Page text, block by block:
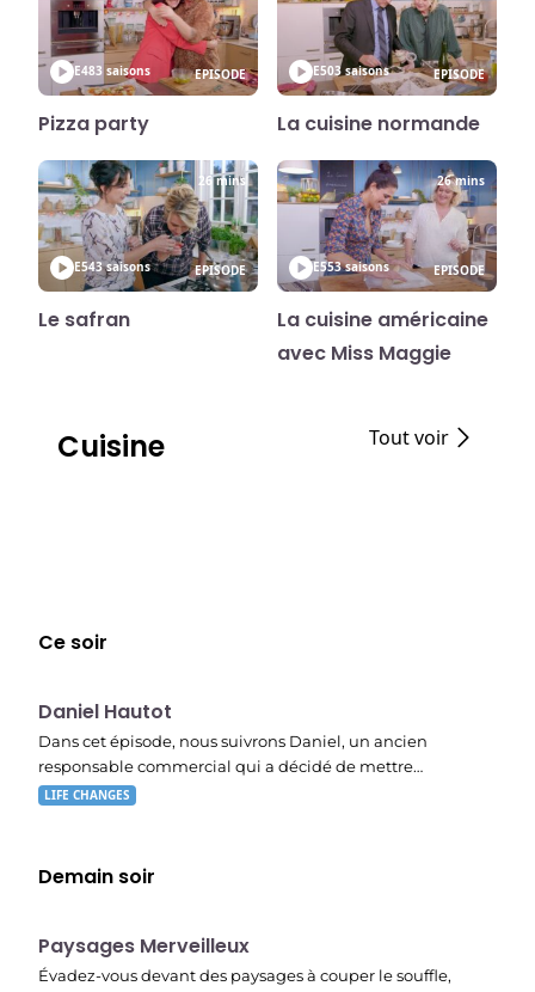
E483 saisons EPISODE
Pizza party
E503 saisons EPISODE
La cuisine normande
E543 saisons
26 mins
EPISODE
Le safran
E553 saisons
26 mins
EPISODE
La cuisine américaine
avec Miss Maggie
Cuisine Tout voir
Ce soir
19:47
Daniel Hautot
Dans cet épisode, nous suivrons Daniel, un ancien
responsable commercial qui a décidé de mettre…
LIFE CHANGES
Demain soir
Paysages Merveilleux
Évadez-vous devant des paysages à couper le souffle,